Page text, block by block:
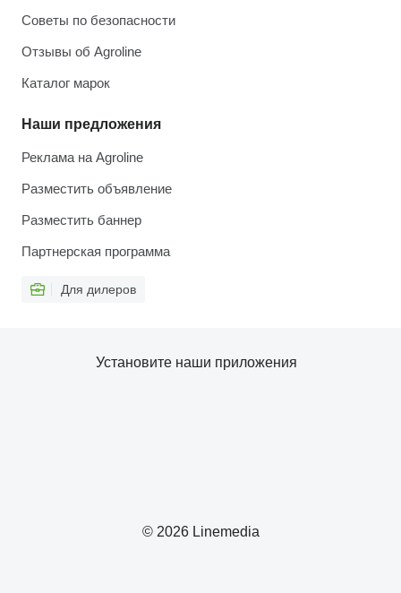
Советы по безопасности
Отзывы об Agroline
Каталог марок
Наши предложения
Реклама на Agroline
Разместить объявление
Разместить баннер
Партнерская программа
Для дилеров
© 2026 Linemedia
Установите наши приложения